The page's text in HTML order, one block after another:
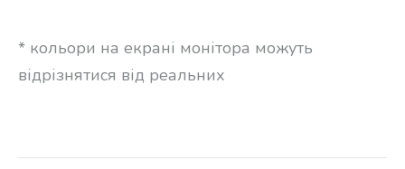
* кольори на екрані монітора можуть
відрізнятися від реальних